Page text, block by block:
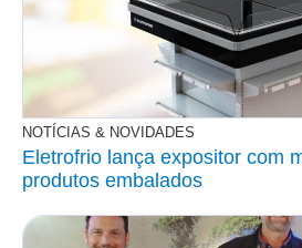
NOTÍCIAS & NOVIDADES
Eletrofrio lança expositor com
produtos embalados